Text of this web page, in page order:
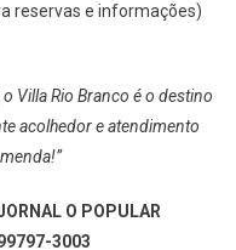
reservas e informações)
Villa Rio Branco é o destino
acolhedor e atendimento
O POPULAR
3003